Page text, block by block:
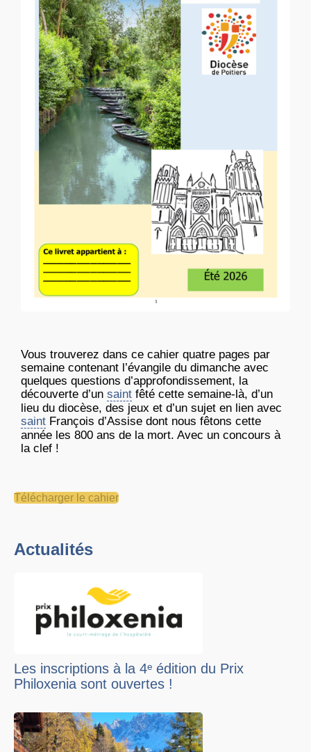
Vous trouverez dans ce cahier quatre pages par
semaine contenant l’évangile du dimanche avec
quelques questions d’approfondissement, la
découverte d’un saint fêté cette semaine-là, d’un
lieu du diocèse, des jeux et d’un sujet en lien avec
saint François d’Assise dont nous fêtons cette
année les 800 ans de la mort. Avec un concours à
la clef !
Télécharger le cahier
Actualités
Les inscriptions à la 4ᵉ édition du Prix
Philoxenia sont ouvertes !